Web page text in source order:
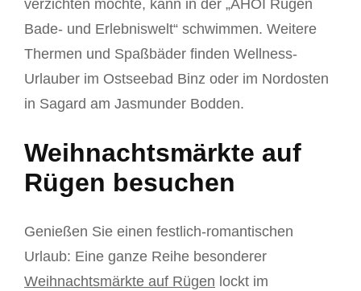
verzichten möchte, kann in der „AHOI Rügen
Bade- und Erlebniswelt“ schwimmen. Weitere
Thermen und Spaßbäder finden Wellness-
Urlauber im Ostseebad Binz oder im Nordosten
in Sagard am Jasmunder Bodden.
Weihnachtsmärkte auf
Rügen besuchen
Genießen Sie einen festlich-romantischen
Urlaub: Eine ganze Reihe besonderer
Weihnachtsmärkte auf Rügen lockt im